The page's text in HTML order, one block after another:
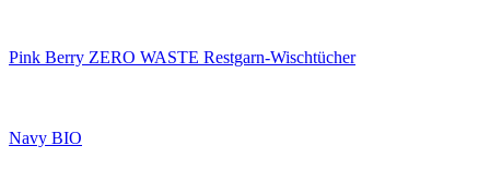
Pink Berry ZERO WASTE Restgarn-Wischtücher
Navy BIO